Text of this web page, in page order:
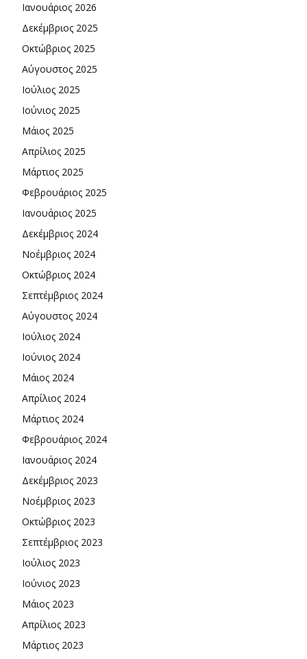
Ιανουάριος 2026
Δεκέμβριος 2025
Οκτώβριος 2025
Αύγουστος 2025
Ιούλιος 2025
Ιούνιος 2025
Μάιος 2025
Απρίλιος 2025
Μάρτιος 2025
Φεβρουάριος 2025
Ιανουάριος 2025
Δεκέμβριος 2024
Νοέμβριος 2024
Οκτώβριος 2024
Σεπτέμβριος 2024
Αύγουστος 2024
Ιούλιος 2024
Ιούνιος 2024
Μάιος 2024
Απρίλιος 2024
Μάρτιος 2024
Φεβρουάριος 2024
Ιανουάριος 2024
Δεκέμβριος 2023
Νοέμβριος 2023
Οκτώβριος 2023
Σεπτέμβριος 2023
Ιούλιος 2023
Ιούνιος 2023
Μάιος 2023
Απρίλιος 2023
Μάρτιος 2023